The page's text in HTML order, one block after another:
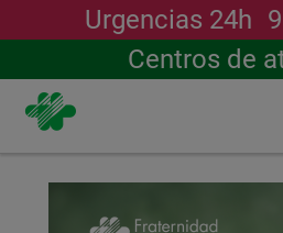
Urgencias 24h
Centros de